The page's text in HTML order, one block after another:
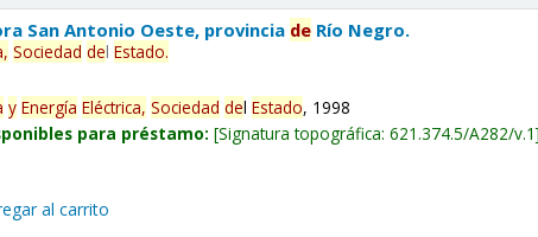
San Antonio Oeste, provincia de Río Negro.
Sociedad delEstado.
y Energía Eléctrica, Sociedad delEstado, 1998
para préstamo: Signatura topográfica:621.374.5/A282/v.1
al carrito